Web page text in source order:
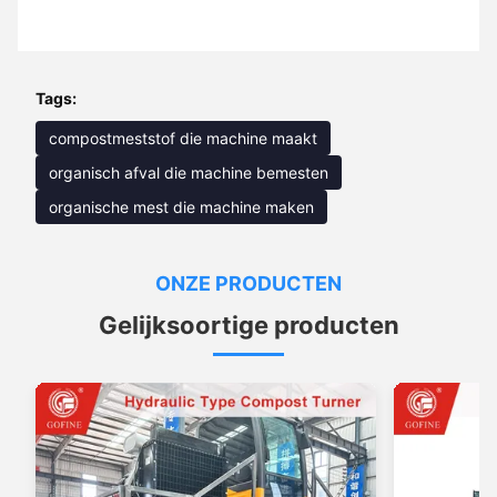
Tags:
compostmeststof die machine maakt
organisch afval die machine bemesten
organische mest die machine maken
ONZE PRODUCTEN
Gelijksoortige producten